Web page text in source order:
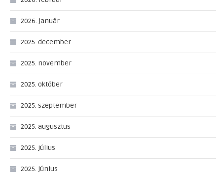
2026. január
2025. december
2025. november
2025. október
2025. szeptember
2025. augusztus
2025. július
2025. június